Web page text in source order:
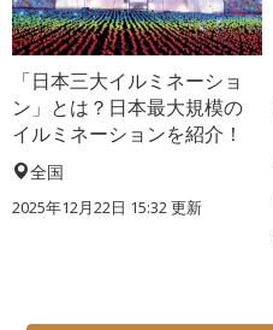
「日本三大イルミネーショ
ン」とは？日本最大規模の
イルミネーションを紹介！
全国
2025年12月22日 15:32 更新